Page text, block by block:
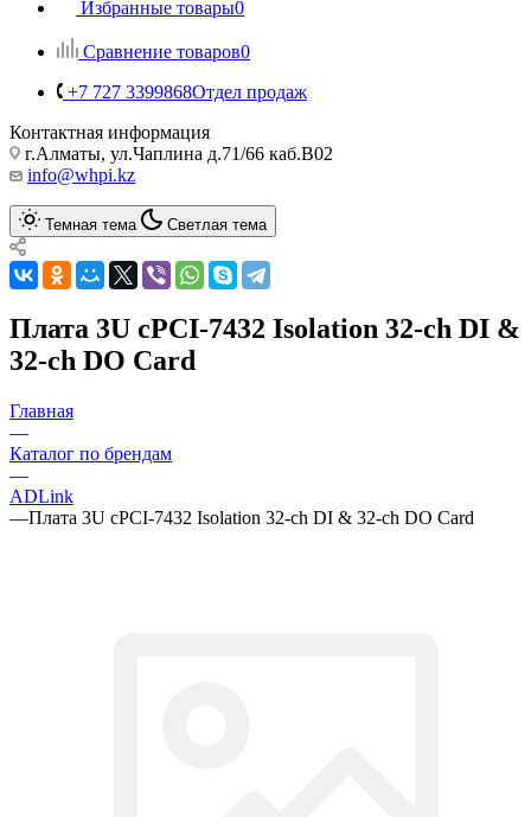
Избранные товары0
Сравнение товаров0
+7 727 3399868Отдел продаж
Контактная информация
г.Алматы, ул.Чаплина д.71/66 каб.B02
info@whpi.kz
Темная тема Светлая тема
Плата 3U cPCI-7432 Isolation 32-ch DI &
32-ch DO Card
Главная
—
Каталог по брендам
—
ADLink
—Плата 3U cPCI-7432 Isolation 32-ch DI & 32-ch DO Card